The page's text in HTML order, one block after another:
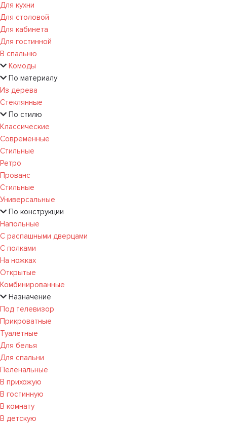
Для кухни
Для столовой
Для кабинета
Для гостинной
В спальню
Комоды
По материалу
Из дерева
Стеклянные
По стилю
Классические
Современные
Стильные
Ретро
Прованс
Стильные
Универсальные
По конструкции
Напольные
С распашными дверцами
С полками
На ножках
Открытые
Комбинированные
Назначение
Под телевизор
Прикроватные
Туалетные
Для белья
Для спальни
Пеленальные
В прихожую
В гостинную
В комнату
В детскую